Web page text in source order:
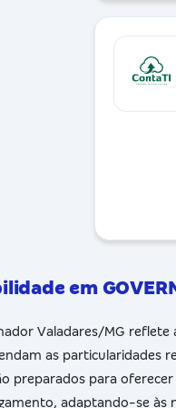
em
Valadares/MG reflete
as particularidades
preparados para
adaptando-se às